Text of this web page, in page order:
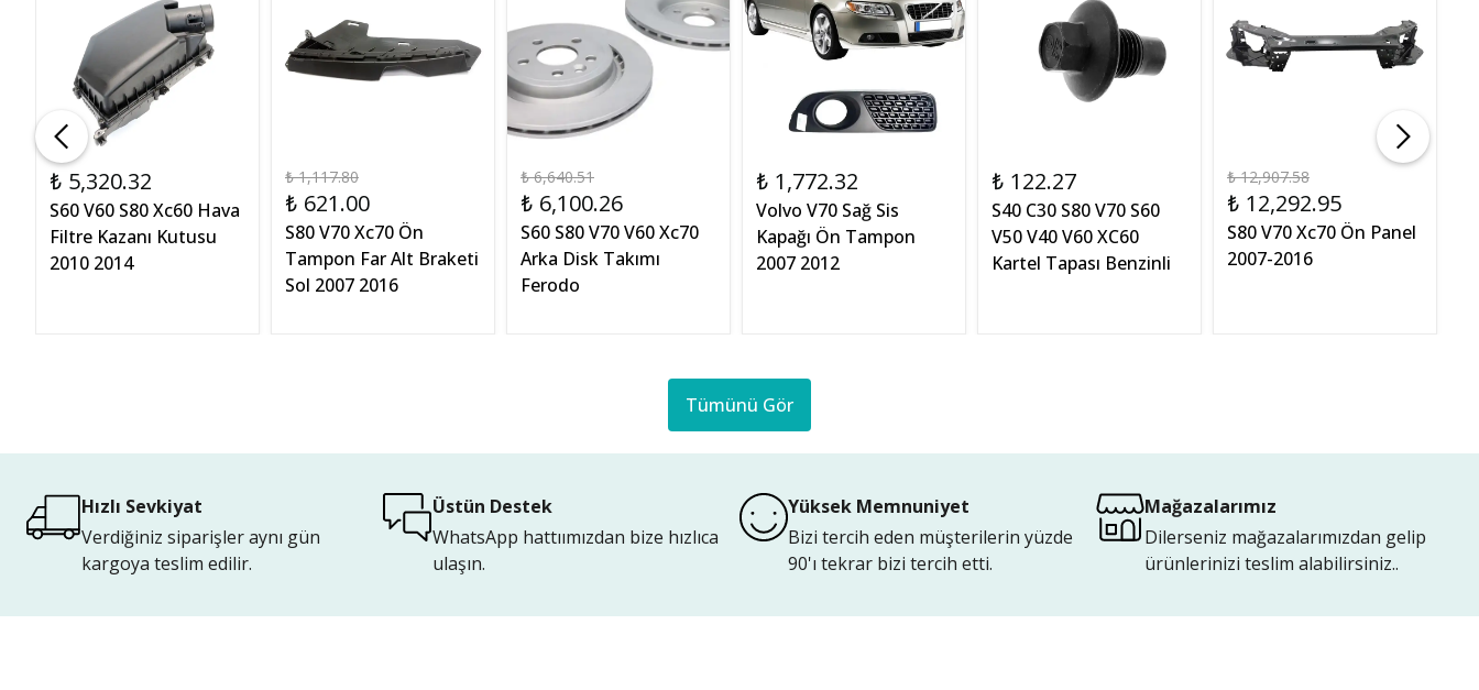
₺ 5,320.32
S60 V60 S80 Xc60 Hava
Filtre Kazanı Kutusu
2010 2014
₺ 1,117.80
₺ 621.00
S80 V70 Xc70 Ön
Tampon Far Alt Braketi
Sol 2007 2016
₺ 6,640.51
₺ 6,100.26
S60 S80 V70 V60 Xc70
Arka Disk Takımı
Ferodo
₺ 1,772.32
Volvo V70 Sağ Sis
Kapağı Ön Tampon
2007 2012
₺ 122.27
S40 C30 S80 V70 S60
V50 V40 V60 XC60
Kartel Tapası Benzinli
₺ 12,907.58
₺ 12,292.95
S80 V70 Xc70 Ön Panel
2007-2016
Tümünü Gör
Hızlı Sevkiyat
Verdiğiniz siparişler aynı gün
kargoya teslim edilir.
Üstün Destek
WhatsApp hattıımızdan bize hızlıca
ulaşın.
Yüksek Memnuniyet
Bizi tercih eden müşterilerin yüzde
90'ı tekrar bizi tercih etti.
Mağazalarımız
Dilerseniz mağazalarımızdan gelip
ürünlerinizi teslim alabilirsiniz..